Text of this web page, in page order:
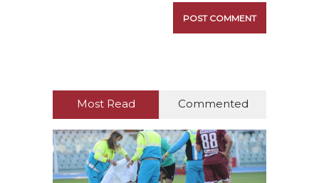
Most Read Commented